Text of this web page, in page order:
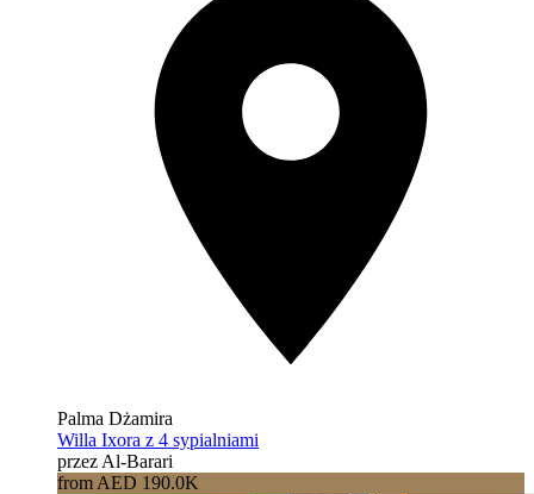
Palma Dżamira
Willa Ixora z 4 sypialniami
przez Al-Barari
from AED 190.0K